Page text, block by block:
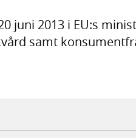
juni 2013 i EU:s
samt